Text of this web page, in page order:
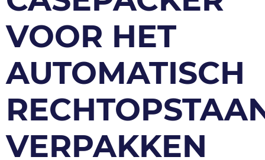
VOOR HET
AUTOMATISCH
VERPAKKEN